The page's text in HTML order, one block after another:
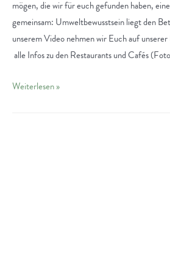
mögen, die wir für euch gefunden haben,
gemeinsam: Umweltbewusstsein liegt den
unserem Video nehmen wir Euch auf
alle Infos zu den Restaurants und Cafés
Vielfältig
Weiterlesen »